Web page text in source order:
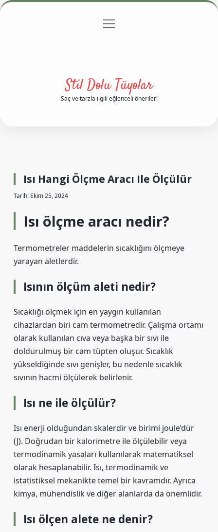
Gizlilik Politikası
menüyü
Stil Dolu Tüyolar
Saç ve tarzla ilgili eğlenceli öneriler!
Isı Hangi Ölçme Aracı Ile Ölçülür
Tarih: Ekim 25, 2024
Isı ölçme aracı nedir?
Termometreler maddelerin sıcaklığını ölçmeye
yarayan aletlerdir.
Isının ölçüm aleti nedir?
Sıcaklığı ölçmek için en yaygın kullanılan
cihazlardan biri cam termometredir. Çalışma ortamı
olarak kullanılan cıva veya başka bir sıvı ile
doldurulmuş bir cam tüpten oluşur. Sıcaklık
yükseldiğinde sıvı genişler, bu nedenle sıcaklık
sıvının hacmi ölçülerek belirlenir.
Isı ne ile ölçülür?
Isı enerji olduğundan skalerdir ve birimi joule’dür
(J). Doğrudan bir kalorimetre ile ölçülebilir veya
termodinamik yasaları kullanılarak matematiksel
olarak hesaplanabilir. Isı, termodinamik ve
istatistiksel mekanikte temel bir kavramdır. Ayrıca
kimya, mühendislik ve diğer alanlarda da önemlidir.
Isı ölçen alete ne denir?